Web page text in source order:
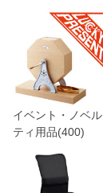
イベント・ノベル
ティ用品(400)